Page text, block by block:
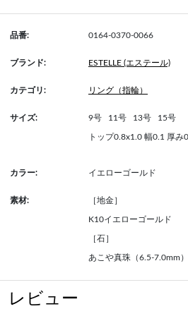
品番: 0164-0370-0066
ブランド: ESTELLE (エステール)
カテゴリ: リング（指輪）
サイズ: 9号 11号 13号 15号
トップ0.8x1.0 幅0.1 厚み
カラー: イエローゴールド
素材: ［地金］
K10イエローゴールド
［石］
あこや真珠（6.5-7.0mm
レビュー